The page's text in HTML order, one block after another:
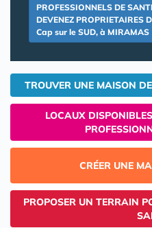
PROFESSIONNELS DE
DEVENEZ PROPRIETAIRES
Cap sur le SUD, à MIRAMAS
TROUVER UNE MAISON
LOCAUX
CRÉER UNE
PROPOSER UN TERRAIN